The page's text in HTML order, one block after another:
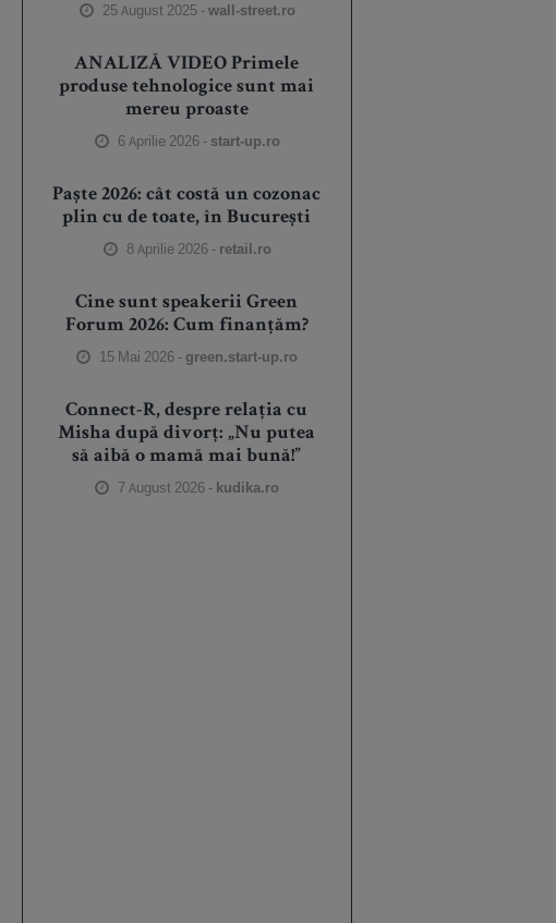
25 August 2025 -wall-street.ro
ANALIZĂ VIDEO Primele
produse tehnologice sunt mai
mereu proaste
6 Aprilie 2026 - start-up.ro
Paște 2026: cât costă un cozonac
plin cu de toate, în București
8 Aprilie 2026 - retail.ro
Cine sunt speakerii Green
Forum 2026: Cum finanțăm?
15 Mai 2026 - green.start-up.ro
Connect-R, despre relația cu
Misha după divorț: „Nu putea
să aibă o mamă mai bună!”
7 August 2026 - kudika.ro